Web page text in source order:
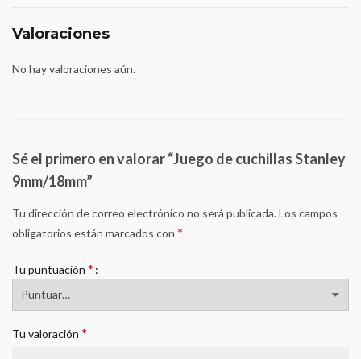
Valoraciones
No hay valoraciones aún.
Sé el primero en valorar “Juego de cuchillas Stanley
9mm/18mm”
Tu dirección de correo electrónico no será publicada.Los campos
obligatorios están marcados con *
Tu puntuación *
Tu valoración *